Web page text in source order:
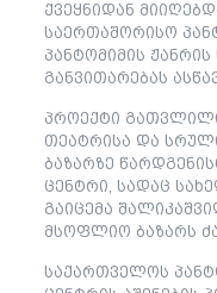
ქვეყნიდან
საერთაშორისო
პანტომიმის ჟანრის
განვითარებას
პროექტი
თეატრისა და
ბაზარზე
ცენტრი, სადაც
გაიცემა
მსოფლიო ბაზარს
საქართველოს